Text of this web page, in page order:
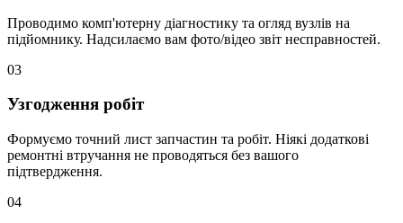
Проводимо комп'ютерну діагностику та огляд вузлів на
підйомнику. Надсилаємо вам фото/відео звіт несправностей.
03
Узгодження робіт
Формуємо точний лист запчастин та робіт. Ніякі додаткові
ремонтні втручання не проводяться без вашого
підтвердження.
04